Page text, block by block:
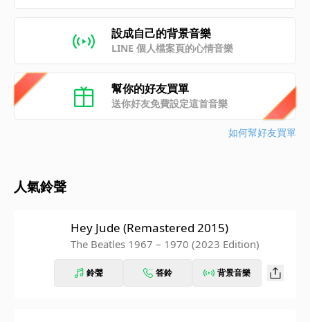
設成自己的背景音樂
LINE 個人檔案頁的心情音樂
幫你的好友買單
送你好友免費設定這首音樂
如何幫好友買單
人氣鈴聲
Hey Jude (Remastered 2015)
The Beatles 1967 – 1970 (2023 Edition)
鈴聲 答鈴 背景音樂